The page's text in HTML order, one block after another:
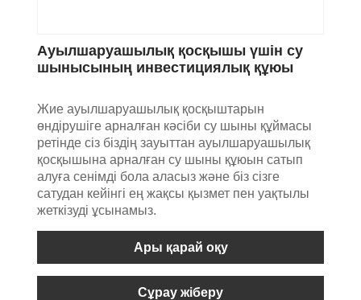
Ауылшаруашылық қосқышы үшін су
шынысының инвестициялық құюы
Жие ауылшаруашылық қосқыштарын
өндірушіге арналған кәсіби су шыны құймасы
ретінде сіз біздің зауыттан ауылшаруашылық
қосқышына арналған су шыны құюын сатып
алуға сенімді бола аласыз және біз сізге
сатудан кейінгі ең жақсы қызмет пен уақтылы
жеткізуді ұсынамыз.
Ары қарай оқу
Сұрау жіберу